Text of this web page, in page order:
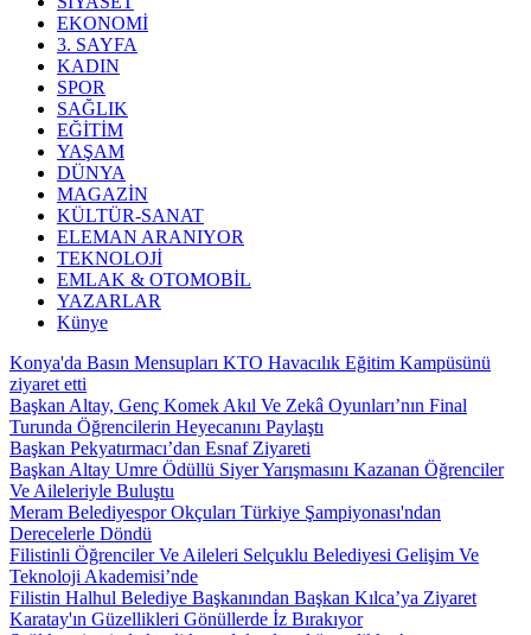
EKONOMİ
3. SAYFA
KADIN
SPOR
SAĞLIK
EĞİTİM
YAŞAM
DÜNYA
MAGAZİN
KÜLTÜR-SANAT
ELEMAN ARANIYOR
TEKNOLOJİ
EMLAK & OTOMOBİL
YAZARLAR
Künye
Konya'da Basın Mensupları KTO Havacılık Eğitim Kampüsünü
ziyaret etti
Başkan Altay, Genç Komek Akıl Ve Zekâ Oyunları’nın Final
Turunda Öğrencilerin Heyecanını Paylaştı
Başkan Pekyatırmacı’dan Esnaf Ziyareti
Başkan Altay Umre Ödüllü Siyer Yarışmasını Kazanan Öğrenciler
Ve Aileleriyle Buluştu
Meram Belediyespor Okçuları Türkiye Şampiyonası'ndan
Derecelerle Döndü
Filistinli Öğrenciler Ve Aileleri Selçuklu Belediyesi Gelişim Ve
Teknoloji Akademisi’nde
Filistin Halhul Belediye Başkanından Başkan Kılca’ya Ziyaret
Karatay'ın Güzellikleri Gönüllerde İz Bırakıyor